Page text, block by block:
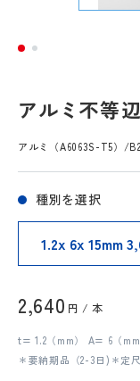
アルミ不等
アルミ（A6063S-T5）/
種別を選択
2,640 円 / 本
t= 1.2（mm） A= 6（mm
＊要納期品（2-3日)＊定